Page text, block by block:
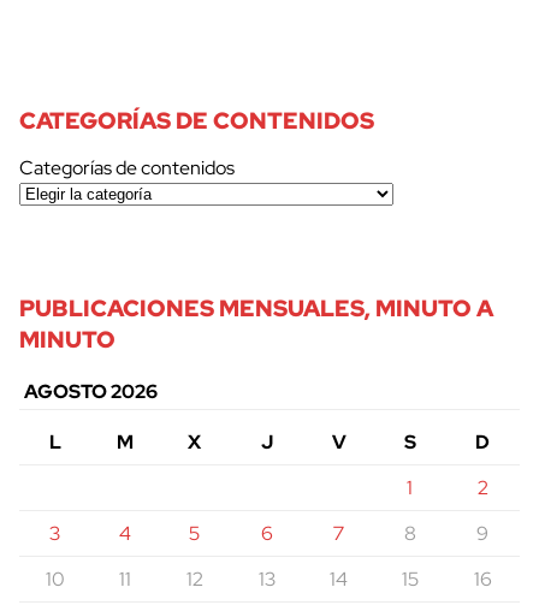
CATEGORÍAS DE CONTENIDOS
Categorías de contenidos
PUBLICACIONES MENSUALES, MINUTO A
MINUTO
AGOSTO 2026
L
M X J V S
D
1
2
3
4 5 6 7 8
9
10
11 12 13 14 15
16